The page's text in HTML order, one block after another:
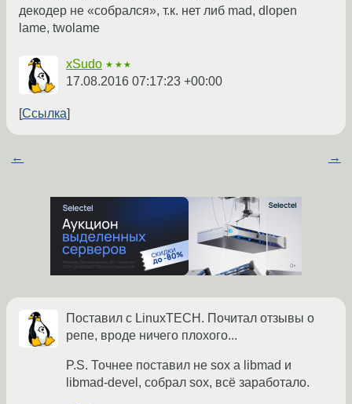
декодер не «собрался», т.к. нет либ mad, dlopen
lame, twolame
xSudo ★★★
17.08.2016 07:17:23 +00:00
Ссылка
← →
Поставил с LinuxTECH. Почитал отзывы о
репе, вроде ничего плохого...
P.S. Точнее поставил не sox а libmad и
libmad-devel, собрал sox, всё заработало.